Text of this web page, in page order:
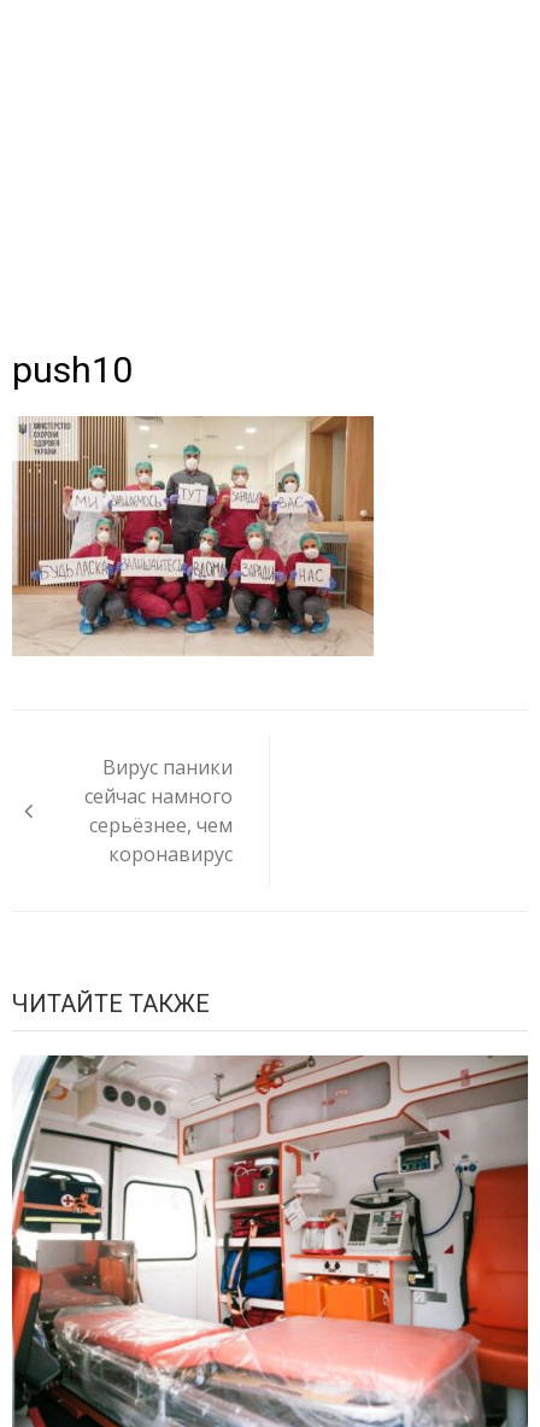
push10
записям
Вирус паники
сейчас намного
серьёзнее, чем
коронавирус
ЧИТАЙТЕ ТАКЖЕ